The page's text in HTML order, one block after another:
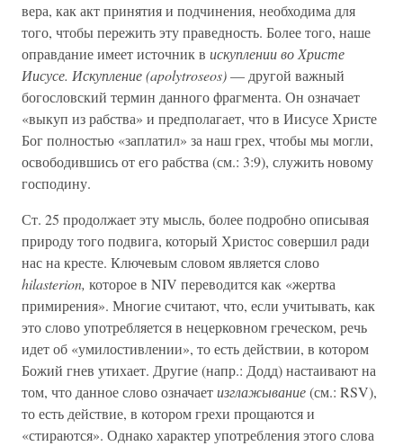
вера, как акт принятия и подчинения, необходима для
того, чтобы пережить эту праведность. Более того, наше
оправдание имеет источник в искуплении во Христе
Иисусе. Искупление (apolytroseos)— другой важный
богословский термин данного фрагмента. Он означает
«выкуп из рабства» и предполагает, что в Иисусе Христе
Бог полностью «заплатил» за наш грех, чтобы мы могли,
освободившись от его рабства (см.: 3:9), служить новому
господину.
Ст. 25 продолжает эту мысль, более подробно описывая
природу того подвига, который Христос совершил ради
нас на кресте. Ключевым словом является слово
hilasterion, которое в NIV переводится как «жертва
примирения». Многие считают, что, если учитывать, как
это слово употребляется в нецерковном греческом, речь
идет об «умилостивлении», то есть действии, в котором
Божий гнев утихает. Другие (напр.: Додд) настаивают на
том, что данное слово означаетизглажывание(см.: RSV),
то есть действие, в котором грехи прощаются и
«стираются». Однако характер употребления этого слова